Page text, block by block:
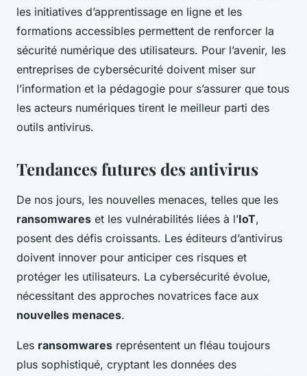
les initiatives d’apprentissage en ligne et les
formations accessibles permettent de renforcer la
sécurité numérique des utilisateurs. Pour l’avenir, les
entreprises de cybersécurité doivent miser sur
l’information et la pédagogie pour s’assurer que tous
les acteurs numériques tirent le meilleur parti des
outils antivirus.
Tendances futures des antivirus
De nos jours, les nouvelles menaces, telles que les
ransomwares et les vulnérabilités liées à l’IoT,
posent des défis croissants. Les éditeurs d’antivirus
doivent innover pour anticiper ces risques et
protéger les utilisateurs. La cybersécurité évolue,
nécessitant des approches novatrices face aux
nouvelles menaces.
Les ransomwares représentent un fléau toujours
plus sophistiqué, cryptant les données des